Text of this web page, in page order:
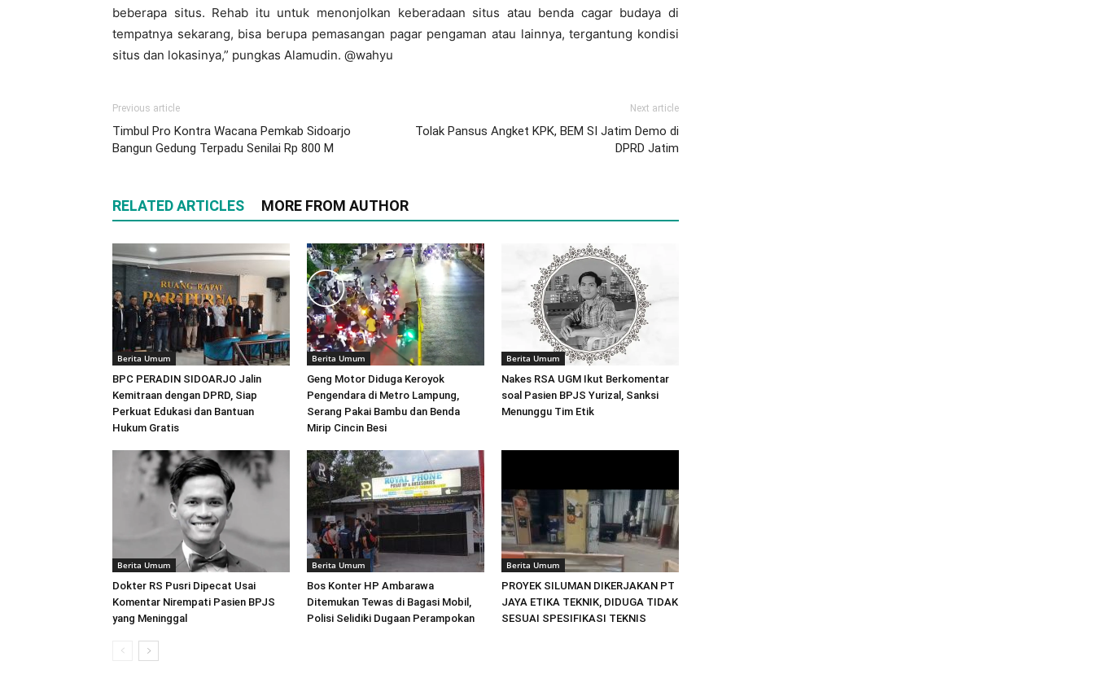
beberapa situs. Rehab itu untuk menonjolkan keberadaan situs atau benda cagar budaya di
tempatnya sekarang, bisa berupa pemasangan pagar pengaman atau lainnya, tergantung kondisi
situs dan lokasinya,” pungkas Alamudin. @wahyu
Previous article
Timbul Pro Kontra Wacana Pemkab Sidoarjo
Bangun Gedung Terpadu Senilai Rp 800 M
Next article
Tolak Pansus Angket KPK, BEM SI Jatim Demo di
DPRD Jatim
RELATED ARTICLES MORE FROM AUTHOR
Berita Umum
BPC PERADIN SIDOARJO Jalin
Kemitraan dengan DPRD, Siap
Perkuat Edukasi dan Bantuan
Hukum Gratis
Berita Umum
Geng Motor Diduga Keroyok
Pengendara di Metro Lampung,
Serang Pakai Bambu dan Benda
Mirip Cincin Besi
Berita Umum
Nakes RSA UGM Ikut Berkomentar
soal Pasien BPJS Yurizal, Sanksi
Menunggu Tim Etik
Berita Umum
Dokter RS Pusri Dipecat Usai
Komentar Nirempati Pasien BPJS
yang Meninggal
Berita Umum
Bos Konter HP Ambarawa
Ditemukan Tewas di Bagasi Mobil,
Polisi Selidiki Dugaan Perampokan
Berita Umum
PROYEK SILUMAN DIKERJAKAN PT
JAYA ETIKA TEKNIK, DIDUGA TIDAK
SESUAI SPESIFIKASI TEKNIS